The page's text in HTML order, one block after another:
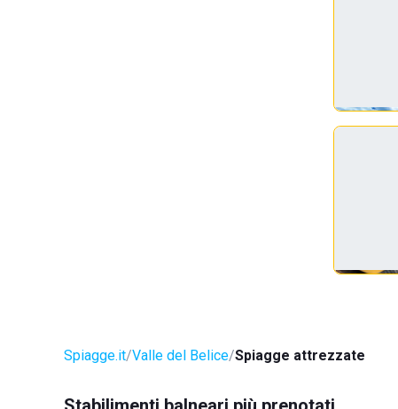
Spiagge.it Valle del Belice Spiagge attrezzate